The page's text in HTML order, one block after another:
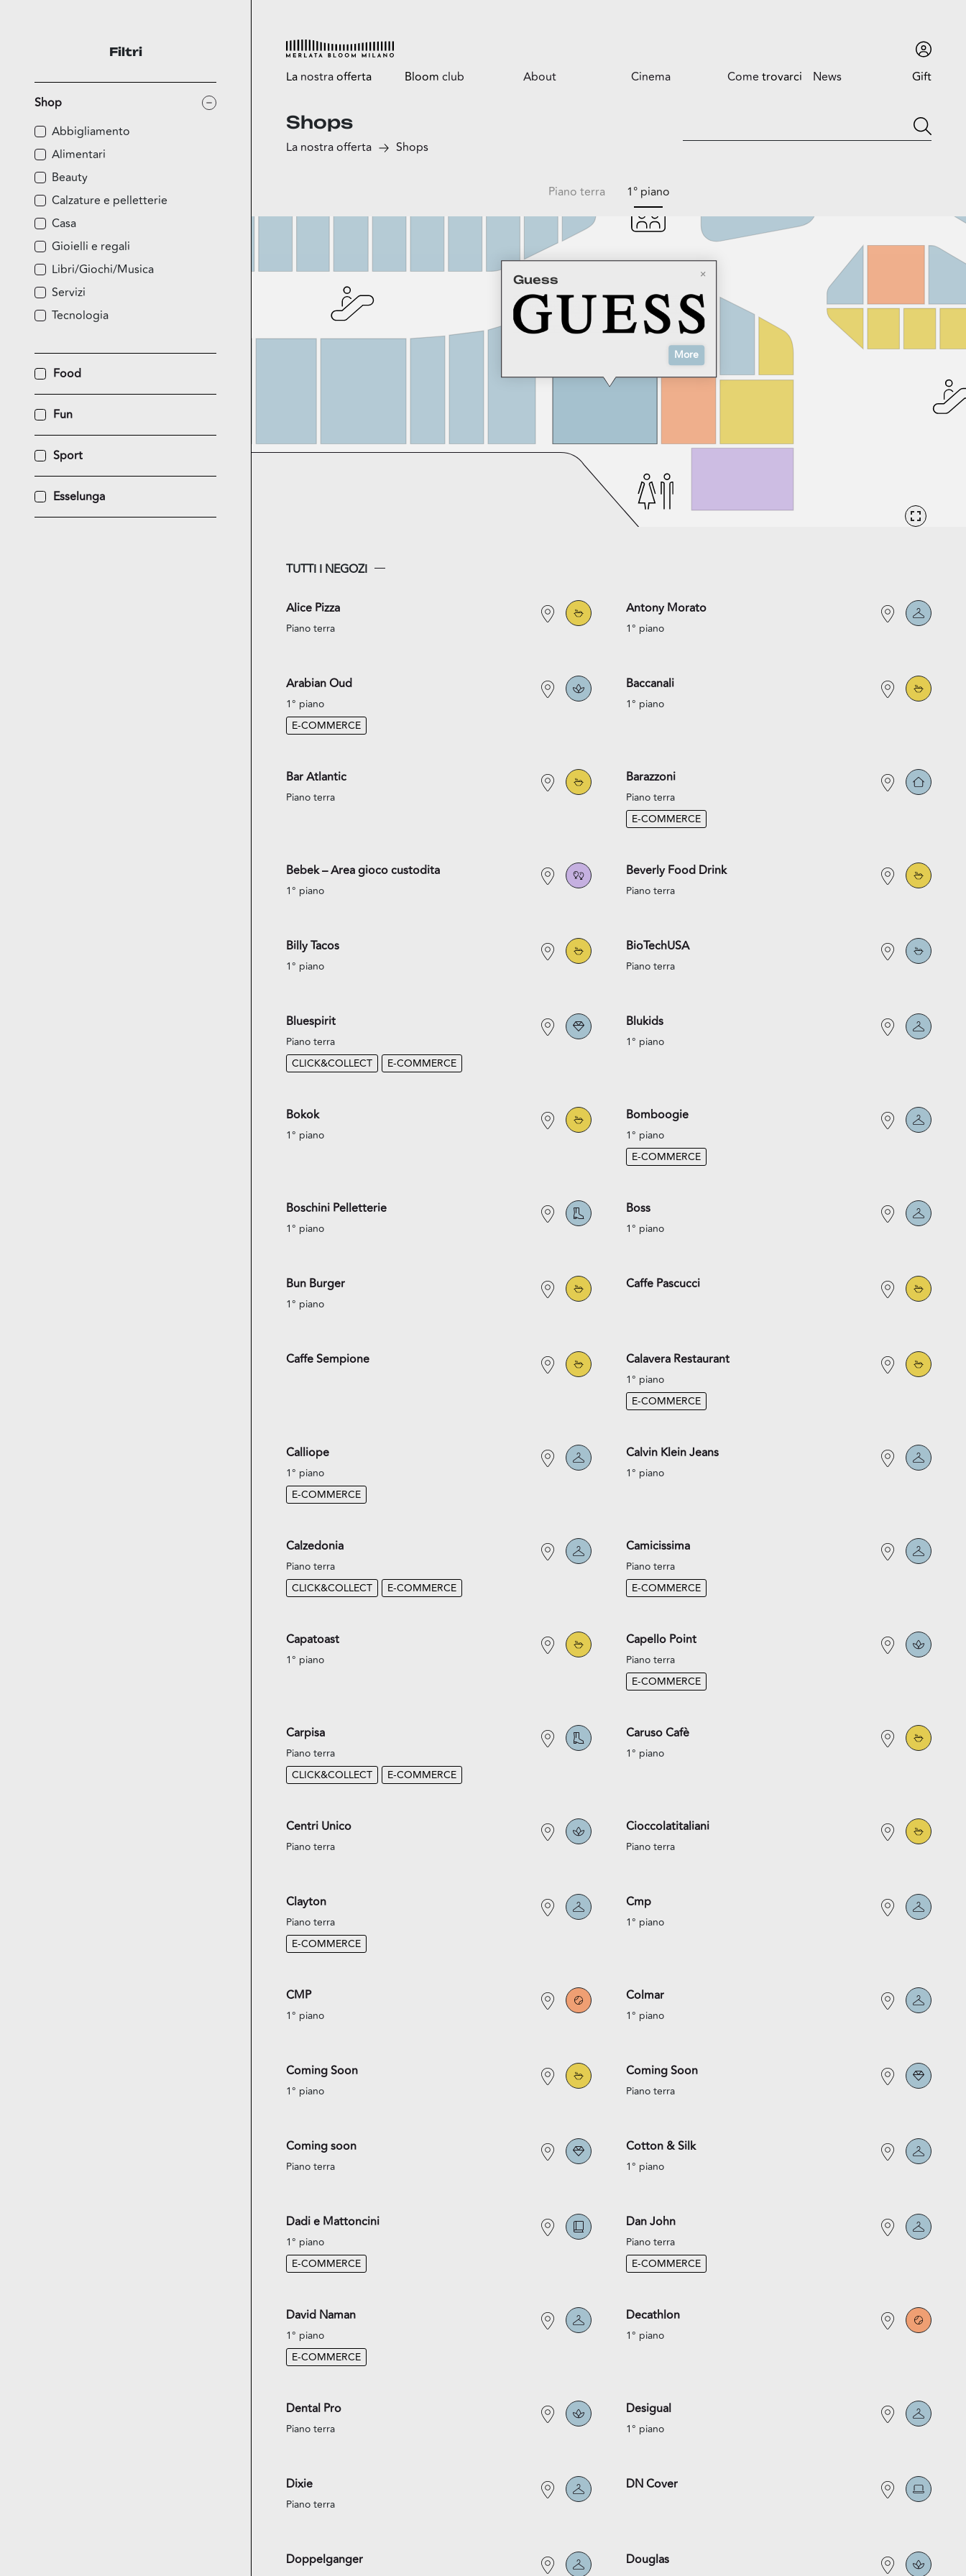
Filtri
Shop
Abbigliamento
Alimentari
Beauty
Calzature e pelletterie
Casa
Gioielli e regali
Libri/Giochi/Musica
Servizi
Tecnologia
Food
Fun
Sport
Esselunga
La nostraofferta
Esplora
Shop
Sport
Bloom club
Bloomtasty
About
Servizi
Cinema Cometrovarci News
Eventi
Gift
Trova l'auto
Shops
La nostra offerta Shops
Guess
More
Piano terra 1° piano
TUTTI I NEGOZI
Alice Pizza
Piano terra
Antony Morato
1° piano
Arabian Oud
1° piano
E-COMMERCE
Baccanali
1° piano
Bar Atlantic
Piano terra
Barazzoni
Piano terra
E-COMMERCE
Bebek – Area gioco custodita
1° piano
Beverly Food Drink
Piano terra
Billy Tacos
1° piano
BioTechUSA
Piano terra
Bluespirit
Piano terra
CLICK&COLLECT
E-COMMERCE
Blukids
1° piano
Bokok
1° piano
Bomboogie
1° piano
E-COMMERCE
Boschini Pelletterie
1° piano
Boss
1° piano
Bun Burger
1° piano
Caffe Pascucci
Caffe Sempione Calavera Restaurant
1° piano
E-COMMERCE
Calliope
1° piano
E-COMMERCE
Calvin Klein Jeans
1° piano
Calzedonia
Piano terra
CLICK&COLLECT
E-COMMERCE
Camicissima
Piano terra
E-COMMERCE
Capatoast
1° piano
Capello Point
Piano terra
E-COMMERCE
Carpisa
Piano terra
CLICK&COLLECT
E-COMMERCE
Caruso Cafè
1° piano
Centri Unico
Piano terra
Cioccolatitaliani
Piano terra
Clayton
Piano terra
E-COMMERCE
Cmp
1° piano
CMP
1° piano
Colmar
1° piano
Coming Soon
1° piano
Coming Soon
Piano terra
Coming soon
Piano terra
Cotton & Silk
1° piano
Dadi e Mattoncini
1° piano
E-COMMERCE
Dan John
Piano terra
E-COMMERCE
David Naman
1° piano
E-COMMERCE
Decathlon
1° piano
Dental Pro
Piano terra
Desigual
1° piano
Dixie
Piano terra
DN Cover
Doppelganger Douglas